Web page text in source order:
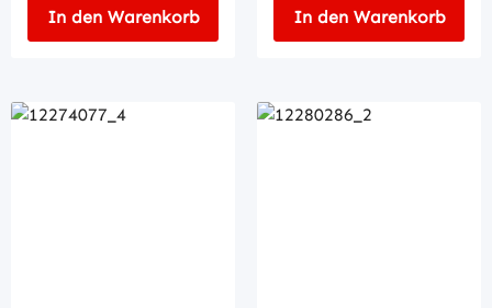
In den Warenkorb In den Warenkorb